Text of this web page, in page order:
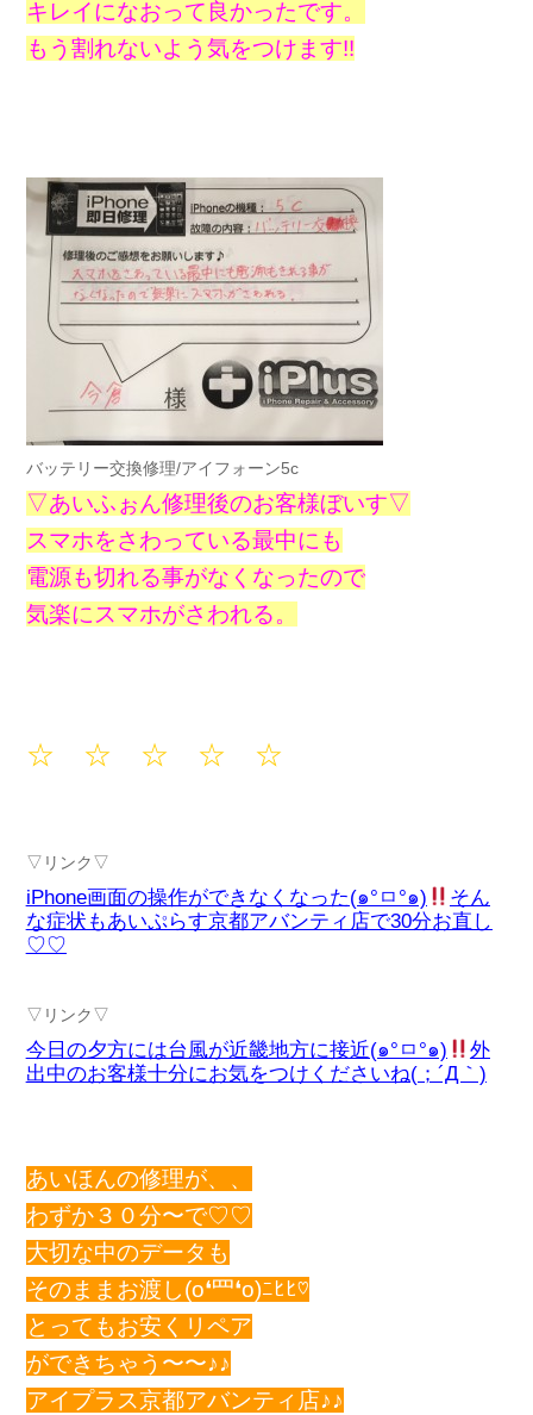
キレイになおって良かったです。
もう割れないよう気をつけます!!
バッテリー交換修理/アイフォーン5c
▽あいふぉん修理後のお客様ぼいす▽
スマホをさわっている最中にも
電源も切れる事がなくなったので
気楽にスマホがさわれる。
☆ ☆ ☆ ☆ ☆
▽リンク▽
iPhone画面の操作ができなくなった(๑°ㅁ°๑)
そん
な症状もあいぷらす京都アバンティ店で30分お直し
♡♡
▽リンク▽
今日の夕方には台風が近畿地方に接近(๑°ㅁ°๑)
外
出中のお客様十分にお気をつけくださいね(；´Д｀)
あいほんの修理が、、
わずか３０分〜で♡♡
大切な中のデータも
そのままお渡し(o❛罒❛o)ﾆﾋﾋ♡
とってもお安くリペア
ができちゃう〜〜♪♪
アイプラス京都アバンティ店♪♪